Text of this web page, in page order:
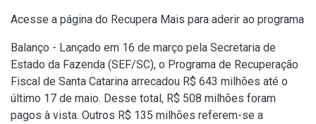
Acesse a página do Recupera Mais para aderir ao programa
Balanço - Lançado em 16 de março pela Secretaria de
Estado da Fazenda (SEF/SC), o Programa de Recuperação
Fiscal de Santa Catarina arrecadou R$ 643 milhões até o
último 17 de maio. Desse total, R$ 508 milhões foram
pagos à vista. Outros R$ 135 milhões referem-se a